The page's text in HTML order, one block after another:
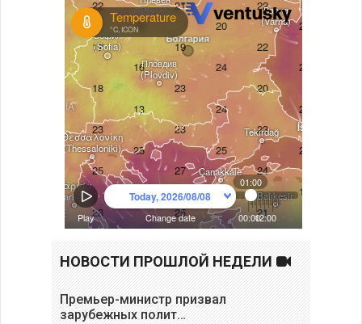
НОВОСТИ ПРОШЛОЙ НЕДЕЛИ
Премьер-министр призвал
зарубежных полит…